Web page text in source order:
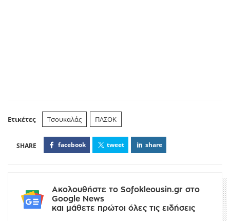
Ετικέτες Τσουκαλάς ΠΑΣΟΚ
facebook tweet share
Ακολουθήστε το Sofokleousin.gr στο
Google News
και μάθετε πρώτοι όλες τις ειδήσεις